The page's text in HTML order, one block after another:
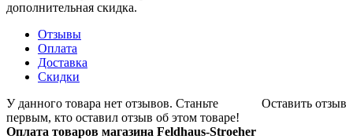
дополнительная скидка.
Отзывы
Оплата
Доставка
Скидки
Оставить отзыв
У данного товара нет отзывов. Станьте
первым, кто оставил отзыв об этом товаре!
Оплата товаров магазина Feldhaus-Stroeher